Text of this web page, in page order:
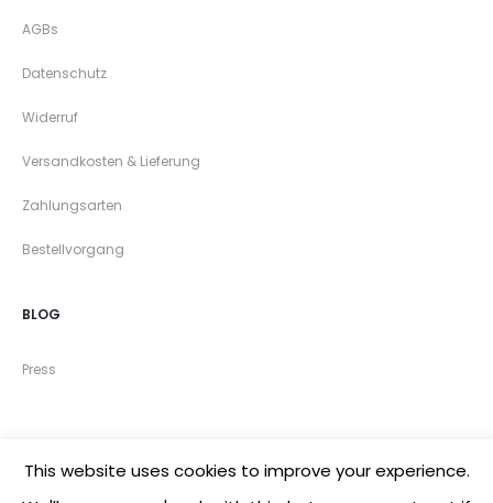
AGBs
Datenschutz
Widerruf
Versandkosten & Lieferung
Zahlungsarten
Bestellvorgang
BLOG
Press
This website uses cookies to improve your experience.